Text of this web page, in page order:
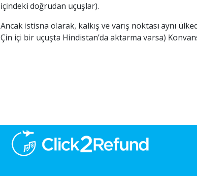
içindeki doğrudan uçuşlar).
Ancak istisna olarak, kalkış ve varış noktası aynı
Çin içi bir uçuşta Hindistan’da aktarma varsa)